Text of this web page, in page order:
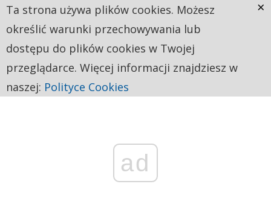
ad
Ta strona używa plików cookies. Możesz
określić warunki przechowywania lub
dostępu do plików cookies w Twojej
przeglądarce. Więcej informacji znajdziesz w
naszej: Polityce Cookies
×